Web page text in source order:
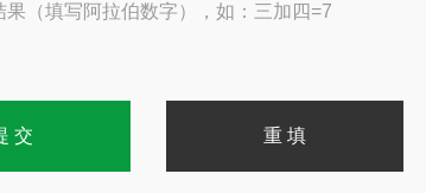
果（填写阿拉伯数字），如：三加四=7